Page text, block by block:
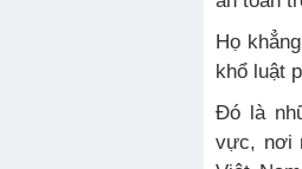
Họ
khổ luật
Đó là
vực, nơi